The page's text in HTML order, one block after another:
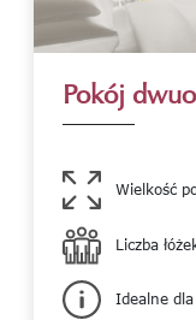
Pokój
Wielkość
Liczba
Idealne